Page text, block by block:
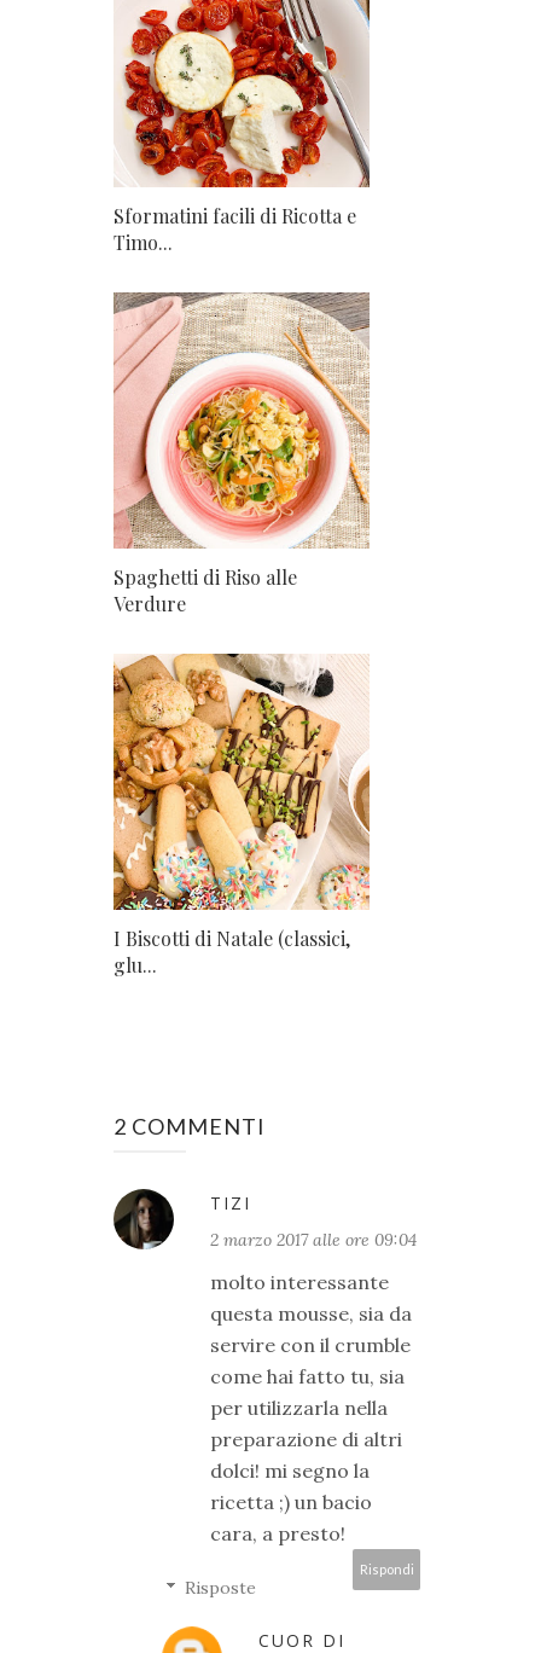
Sformatini facili di Ricotta e
Timo...
Spaghetti di Riso alle
Verdure
I Biscotti di Natale (classici,
glu...
2 COMMENTI
TIZI
2 marzo 2017 alle ore 09:04
molto interessante
questa mousse, sia da
servire con il crumble
come hai fatto tu, sia
per utilizzarla nella
preparazione di altri
dolci! mi segno la
ricetta ;) un bacio
cara, a presto!
Rispondi
Risposte
CUOR DI